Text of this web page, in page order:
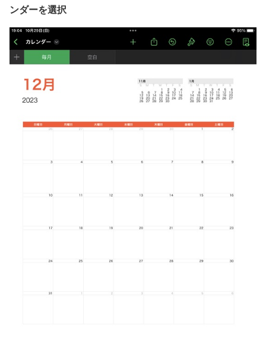
ンダーを選択